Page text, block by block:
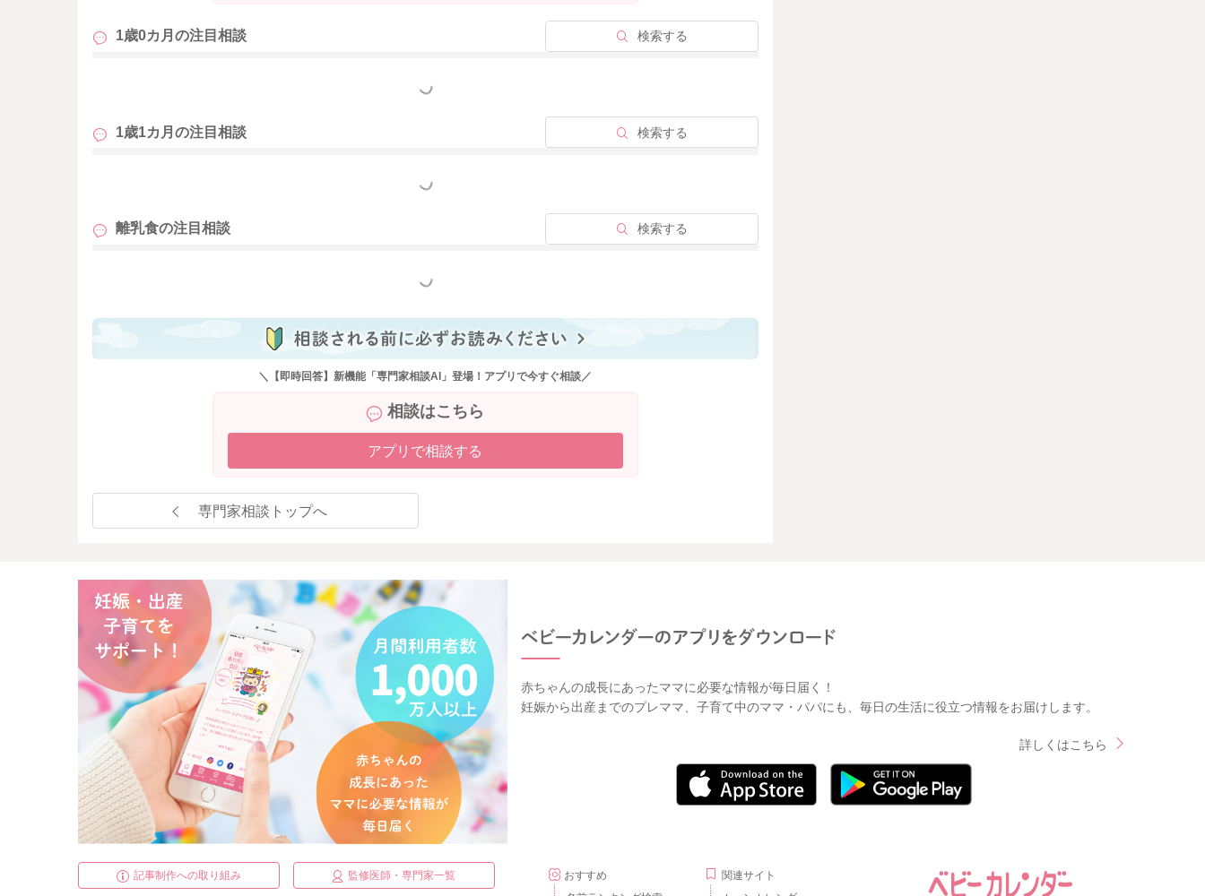
1歳0カ月の注目相談 検索する
もっと見る
1歳1カ月の注目相談 検索する
もっと見る
離乳食の注目相談 検索する
もっと見る
＼【即時回答】新機能「専門家相談AI」登場！アプリで今すぐ相談／
相談はこちら
アプリで相談する
専門家相談トップへ
赤ちゃんの成長にあったママに必要な情報が毎日届く！
妊娠から出産までのプレママ、子育て中のママ・パパにも、毎日の生活に役立つ情報をお届けします。
詳しくはこちら
記事制作への取り組み 監修医師・専門家一覧
おすすめ
関連サイト